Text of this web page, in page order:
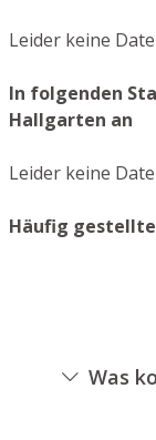
Leider keine
In folgenden
Hallgarten an
Leider keine
Häufig
Was